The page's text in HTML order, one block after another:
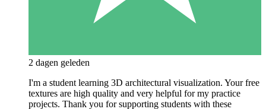
2 dagen geleden
I'm a student learning 3D architectural visualization. Your free
textures are high quality and very helpful for my practice
projects. Thank you for supporting students with these